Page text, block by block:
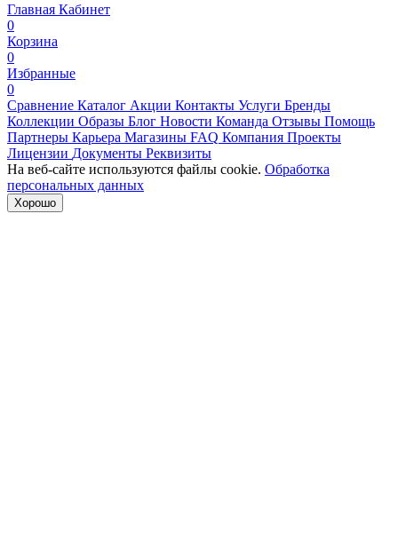
Главная Кабинет
0
Корзина
0
Избранные
0
Сравнение Каталог Акции Контакты Услуги Бренды
Коллекции Образы Блог Новости Команда Отзывы Помощь
Партнеры Карьера Магазины FAQ Компания Проекты
Лицензии Документы Реквизиты
На веб-сайте используются файлы cookie. Обработка
персональных данных
Хорошо